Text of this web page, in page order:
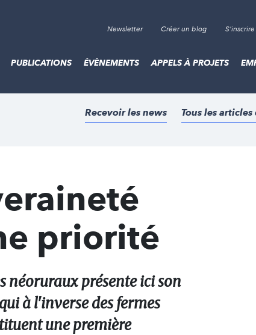
Newsletter Créer un blog
PUBLICATIONS ÉVÈNEMENTS APPELS À PROJETS
Recevoir les news Tous les
priorité
néoruraux présente ici son
à l'inverse des fermes
une première